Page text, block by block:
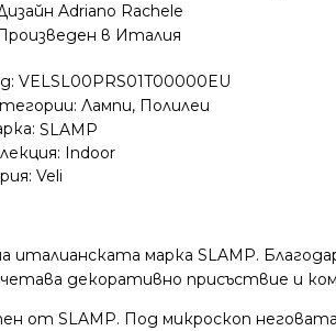
Adriano Rachele
в Италия
VELSL00PRS01T00000EU
Лампи, Полилеи
SLAMP
Indoor
Veli
марка SLAMP.
декоративно присъствие и
от SLAMP. Под микроскоп неговата